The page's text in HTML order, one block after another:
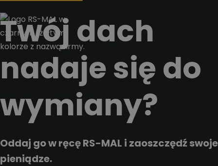
Twój dach
nadaje się do
wymiany?
Oddaj go w ręcę RS-MAL i zaoszczędź swoje
pieniądze.